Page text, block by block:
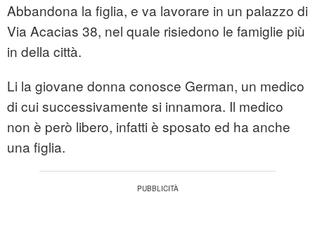
Abbandona la figlia, e va lavorare in un palazzo di
Via Acacias 38, nel quale risiedono le famiglie più
in della città.
Li la giovane donna conosce German, un medico
di cui successivamente si innamora. Il medico
non è però libero, infatti è sposato ed ha anche
una figlia.